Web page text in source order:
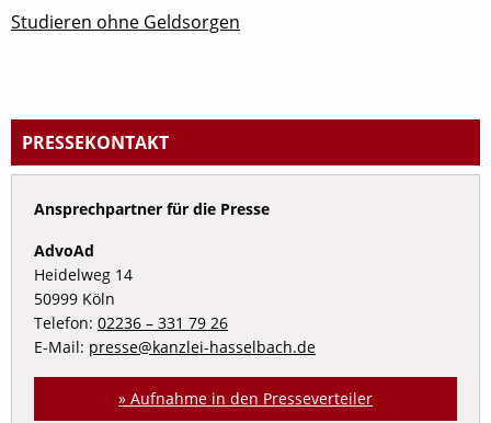
Studieren ohne Geldsorgen
PRESSEKONTAKT
Ansprechpartner für die Presse
AdvoAd
Heidelweg 14
50999 Köln
Telefon: 02236 – 331 79 26
E-Mail: presse@kanzlei-hasselbach.de
» Aufnahme in den Presseverteiler